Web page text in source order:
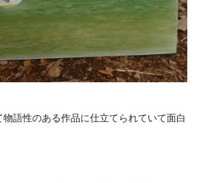
語性のある作品に仕立てられていて面白